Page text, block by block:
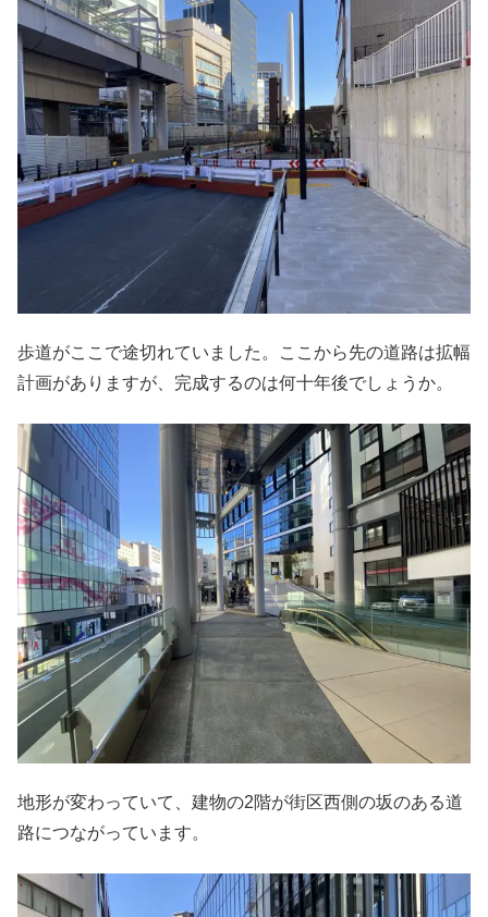
歩道がここで途切れていました。ここから先の道路は拡幅
計画がありますが、完成するのは何十年後でしょうか。
地形が変わっていて、建物の2階が街区西側の坂のある道
路につながっています。